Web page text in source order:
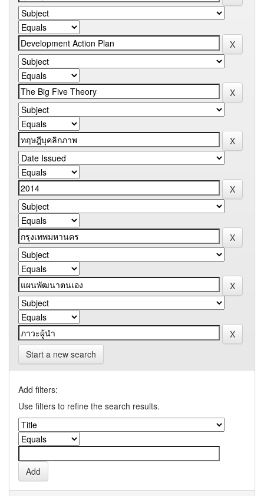
Start a new search
Add filters:
Use filters to refine the search results.